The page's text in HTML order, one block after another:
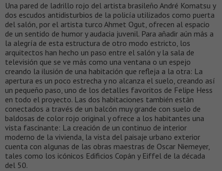
Una pared de ladrillo rojo del artista brasileño André Komatsu y
dos escudos antidisturbios de la policía utilizados como puerta
del salón, por el artista turco Ahmet Ogut, ofrecen al espacio
de un sentido de humor y audacia juvenil. Para añadir aún más a
la alegría de esta estructura de otro modo estricto, los
arquitectos han hecho un paso entre el salón y la sala de
televisión que se ve más como una ventana o un espejo
creando la ilusión de una habitación que refleja a la otra: La
apertura es un poco estrecha y no alcanza el suelo, creando así
un pequeño paso, uno de los detalles favoritos de Felipe Hess
en todo el proyecto. Las dos habitaciones también están
conectados a través de un balcón muy grande con suelo de
baldosas de color rojo original y ofrece a los habitantes una
vista fascinante: La creación de un continuo de interior
moderno de la vivienda, la vista del paisaje urbano exterior
cuenta con algunas de las obras maestras de Oscar Niemeyer,
tales como los icónicos Edificios Copán y Eiffel de la década
del 50.